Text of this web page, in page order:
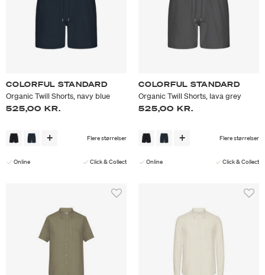
COLORFUL STANDARD
Organic Twill Shorts, navy blue
525,00 KR.
Flere størrelser
Online Click & Collect
COLORFUL STANDARD
Organic Twill Shorts, lava grey
525,00 KR.
Flere størrelser
Online Click & Collect